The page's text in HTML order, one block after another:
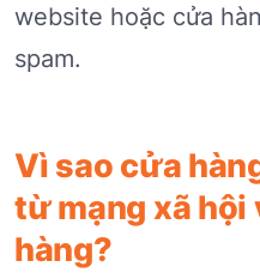
website hoặc cửa
spam.
Vì sao cửa
từ mạng xã
hàng?